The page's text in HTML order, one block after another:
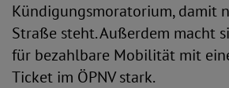
Kündigungsmoratorium, damit
Straße steht. Außerdem macht
für bezahlbare Mobilität mit
Ticket im ÖPNV stark.